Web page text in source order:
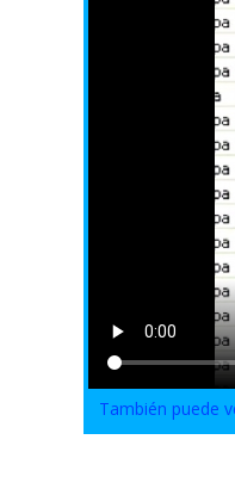
También puede